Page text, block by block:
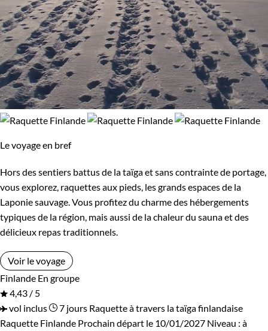
Afficher plus
Budget
Moins de 750 € De 750 à 1 250 €
De 1 250 à 2 000 € De 2 000 à 3 000 €
Âge des enfants
Les 6/9 ans
Les 14/16 ans
Confort
Bivouac, sous tente Refuge, gîte, dortoir
Le voyage en bref
Hors des sentiers battus de la taïga et sans contrainte de portage,
vous explorez, raquettes aux pieds, les grands espaces de la
Laponie sauvage. Vous profitez du charme des hébergements
typiques de la région, mais aussi de la chaleur du sauna et des
délicieux repas traditionnels.
Voir le voyage
Finlande En groupe
4,43 / 5
vol inclus
7 jours Raquette à travers la taïga finlandaise
Raquette Finlande Prochain départ le 10/01/2027 Niveau : à